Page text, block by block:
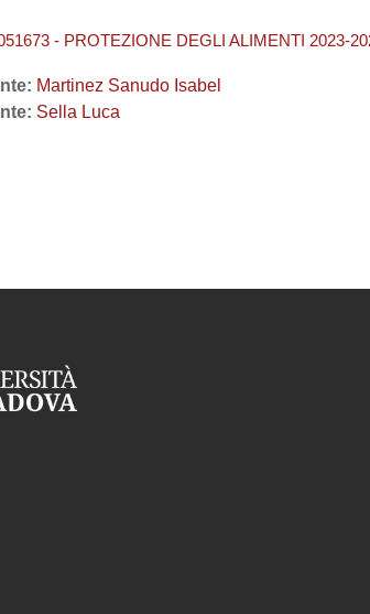
- PROTEZIONE DEGLI ALIMENTI 2023-
Martinez Sanudo Isabel
Sella Luca